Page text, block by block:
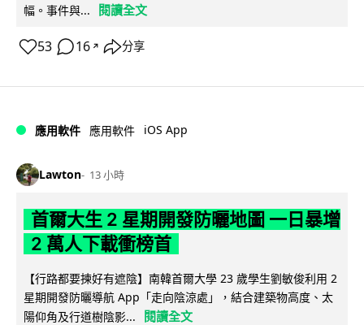
幅。事件與...
閱讀全文
53 16 ↗ 分享
應用軟件 應用軟件 iOS App
Lawton 13 小時
首爾大生 2 星期開發防曬地圖 一日暴增
2 萬人下載衝榜首
【行路都要揀好有遮陰】南韓首爾大學 23 歲學生劉敏俊利用 2
星期開發防曬導航 App「走向陰涼處」，結合建築物高度、太
陽仰角及行道樹陰影...
閱讀全文